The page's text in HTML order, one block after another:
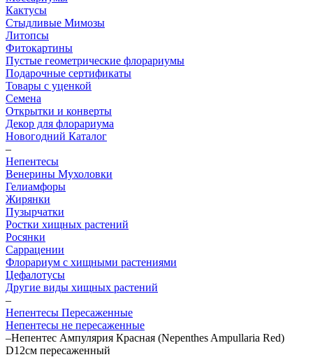
Кактусы
Стыдливые Мимозы
Литопсы
Фитокартины
Пустые геометрические флорариумы
Подарочные сертификаты
Товары с уценкой
Семена
Открытки и конверты
Декор для флорариума
Новогодний Каталог
–
Непентесы
Венерины Мухоловки
Гелиамфоры
Жирянки
Пузырчатки
Ростки хищных растений
Росянки
Саррацении
Флорариум с хищными растениями
Цефалотусы
Другие виды хищных растений
–
Непентесы Пересаженные
Непентесы не пересаженные
–Непентес Ампулярия Красная (Nepenthes Ampullaria Red)
D12см пересаженный